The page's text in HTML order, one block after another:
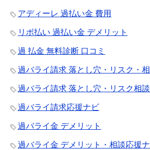
アディーレ 過払い金 費用
リボ払い 過払い金 デメリット
過 払金 無料診断 口コミ
過バライ請求 落とし穴・リスク・
過バライ請求 落とし穴・リスク相談
過バライ請求応援ナビ
過バライ金 デメリット
過バライ金 デメリット・相談応援